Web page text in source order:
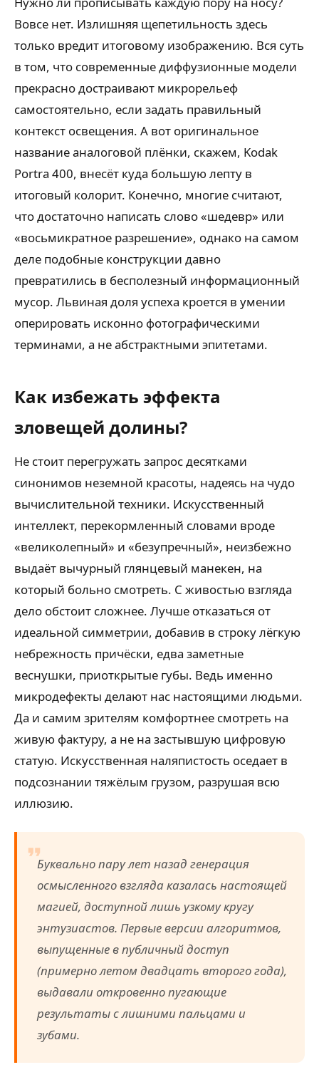
Вовсе нет. Излишняя щепетильность здесь
только вредит итоговому изображению. Вся суть
в том, что современные диффузионные модели
прекрасно достраивают микрорельеф
самостоятельно, если задать правильный
контекст освещения. А вот оригинальное
название аналоговой плёнки, скажем, Kodak
Portra 400, внесёт куда большую лепту в
итоговый колорит. Конечно, многие считают,
что достаточно написать слово «шедевр» или
«восьмикратное разрешение», однако на самом
деле подобные конструкции давно
превратились в бесполезный информационный
мусор. Львиная доля успеха кроется в умении
оперировать исконно фотографическими
терминами, а не абстрактными эпитетами.
Как избежать эффекта
зловещей долины?
Не стоит перегружать запрос десятками
синонимов неземной красоты, надеясь на чудо
вычислительной техники. Искусственный
интеллект, перекормленный словами вроде
«великолепный» и «безупречный», неизбежно
выдаёт вычурный глянцевый манекен, на
который больно смотреть. С живостью взгляда
дело обстоит сложнее. Лучше отказаться от
идеальной симметрии, добавив в строку лёгкую
небрежность причёски, едва заметные
веснушки, приоткрытые губы. Ведь именно
микродефекты делают нас настоящими людьми.
Да и самим зрителям комфортнее смотреть на
живую фактуру, а не на застывшую цифровую
статую. Искусственная наляпистость оседает в
подсознании тяжёлым грузом, разрушая всю
иллюзию.
Буквально пару лет назад генерация
осмысленного взгляда казалась настоящей
магией, доступной лишь узкому кругу
энтузиастов. Первые версии алгоритмов,
выпущенные в публичный доступ
(примерно летом двадцать второго года),
выдавали откровенно пугающие
результаты с лишними пальцами и
зубами.